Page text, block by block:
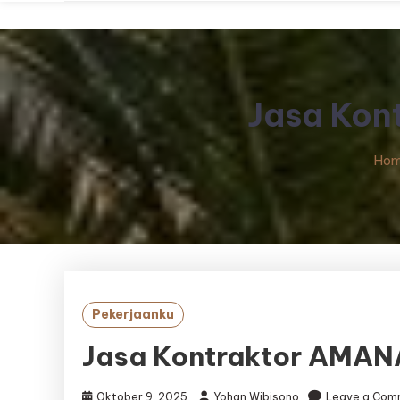
Jasa
Pekerjaanku
Jasa Kontraktor
Oktober 9, 2025 Yohan Wibisono Leave a